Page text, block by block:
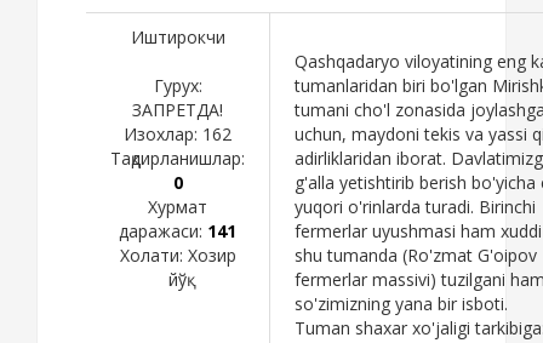
Иштирокчи
Гурух:
ЗАПРЕТДА!
Изохлар: 162
Тақдирланишлар:
0
Хурмат
даражаси: 141
Холати: Хозир
йўқ
Qashqadaryo viloyatining eng
tumanlaridan biri bo'lgan
tumani cho'l zonasida
uchun, maydoni tekis va yassi
adirliklaridan iborat.
g'alla yetishtirib berish bo'yicha
yuqori o'rinlarda turadi. Birinchi
fermerlar uyushmasi ham
shu tumanda (Ro'zmat G'oipov
fermerlar massivi) tuzilgani
so'zimizning yana bir isboti.
Tuman shaxar xo'jaligi